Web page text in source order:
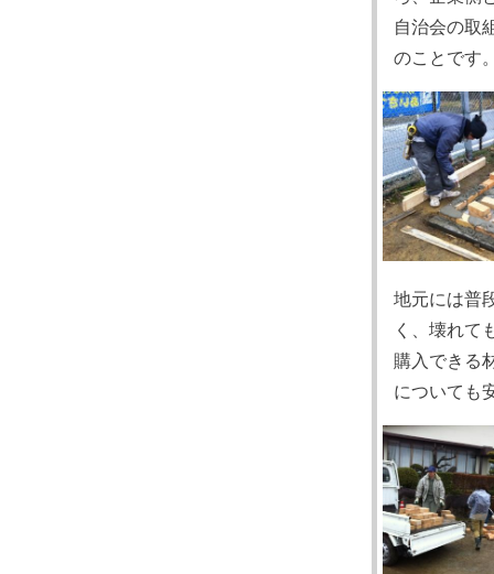
自治会の取
のことです
地元には普
く、壊れて
購入できる
についても